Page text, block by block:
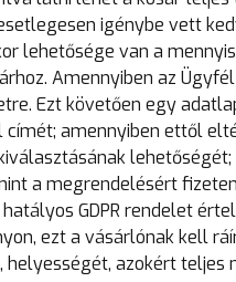
igénybe vett
lehetősége van a
Amennyiben az
Ezt követően egy
amennyiben ettől
a megrendelésért
GDPR rendelet
ezt a vásárlónak kell
azokért teljes